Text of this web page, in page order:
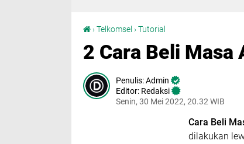
›Telkomsel ›Tutorial
2 Cara Beli
Admin
Editor: Redaksi
Senin, 30 Mei 2022, 20.32 WIB
Cara Beli
dilakukan